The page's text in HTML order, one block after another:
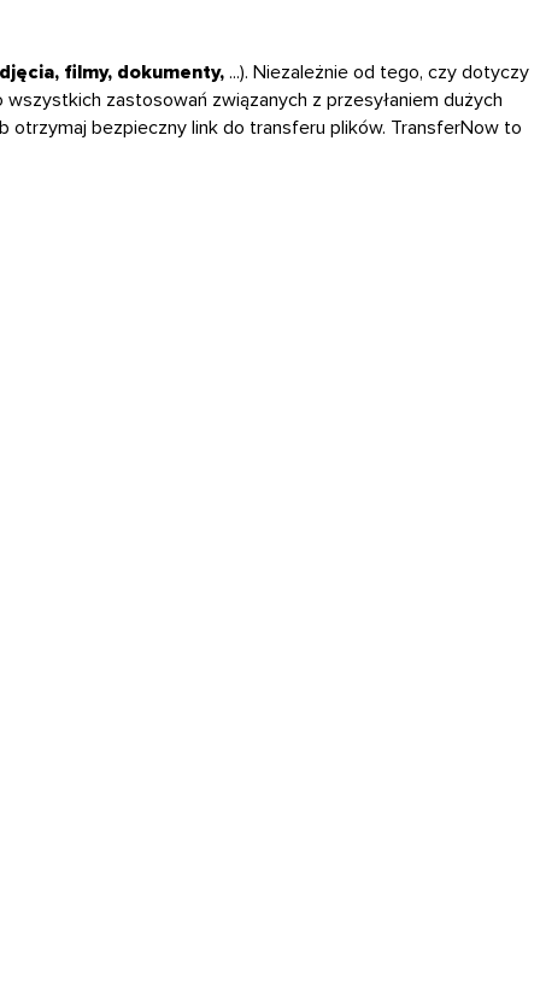
filmy, dokumenty,...). Niezależnie od tego, czy dotyczy
zastosowań związanych z przesyłaniem dużych
otrzymaj bezpieczny link do transferu plików. TransferNow to